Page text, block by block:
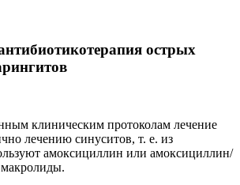
острых
клиническим протоколам лечение
лечению синуситов, т. е. из
амоксициллин или амоксициллин/
макролиды.